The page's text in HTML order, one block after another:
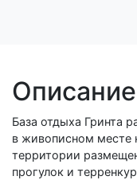
Описание
База отдыха Гринта
в живописном месте
территории
прогулок и